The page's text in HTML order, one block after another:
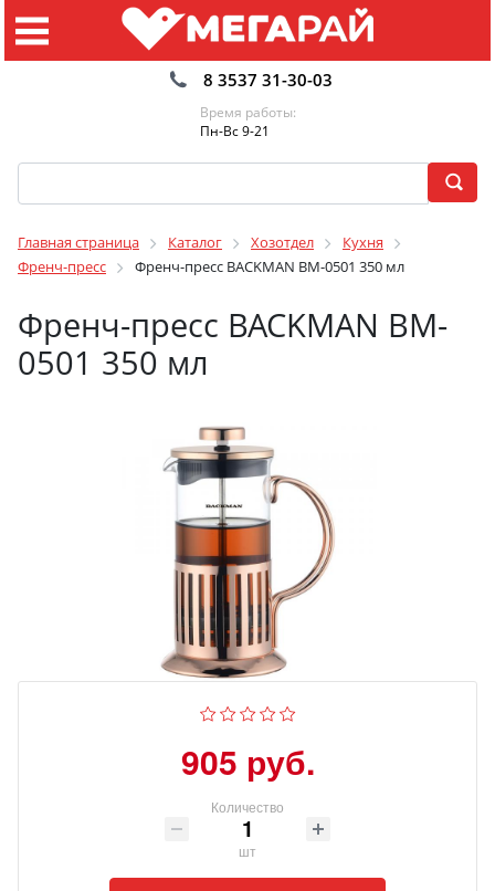
8 3537 31-30-03
Время работы:
Пн-Вс 9-21
Главная страница Каталог Хозотдел
Кухня
Френч-пресс
Френч-пресс BACKMAN BM-0501 350 мл
Френч-пресс BACKMAN BM-
0501 350 мл
905 руб.
Количество
шт